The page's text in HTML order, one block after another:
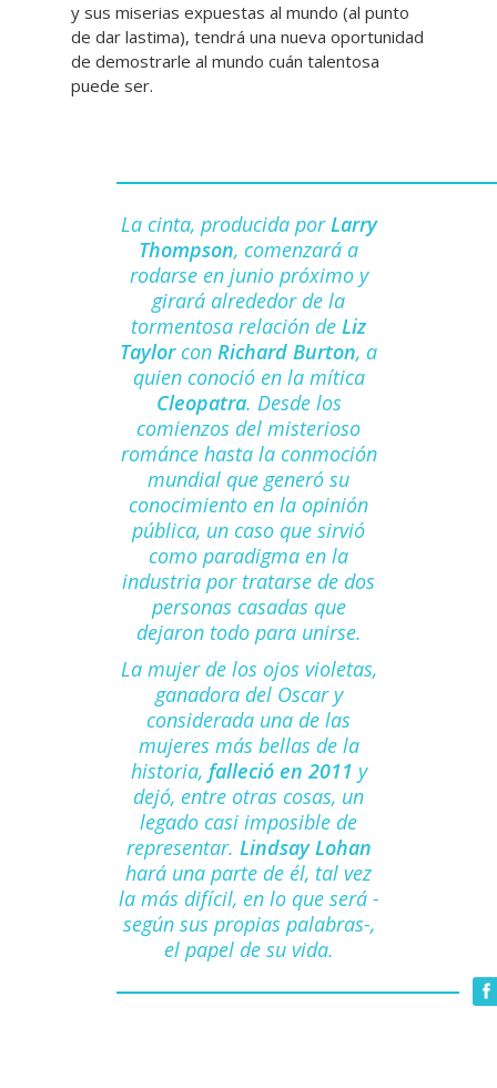
y sus miserias expuestas al mundo (al punto
de dar lastima), tendrá una nueva oportunidad
de demostrarle al mundo cuán talentosa
puede ser.
La cinta, producida porLarry
Thompson, comenzará a
rodarse en junio próximo y
girará alrededor de la
tormentosa relación de Liz
Taylorcon Richard Burton, a
quien conoció en la mítica
Cleopatra. Desde los
comienzos del misterioso
románce hasta la conmoción
mundial que generó su
conocimiento en la opinión
pública, un caso que sirvió
como paradigma en la
industria por tratarse de dos
personas casadas que
dejaron todo para unirse.
La mujer de los ojos violetas,
ganadora del Oscar y
considerada una de las
mujeres más bellas de la
historia, falleció en 2011 y
dejó, entre otras cosas, un
legado casi imposible de
representar. Lindsay Lohan
hará una parte de él, tal vez
la más difícil, en lo que será -
según sus propias palabras-,
el papel de su vida.